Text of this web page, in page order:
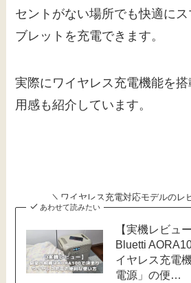
セントがない場所でも快適に
ブレットを充電できます。
実際にワイヤレス充電機能を
用感も紹介しています。
＼ワイヤレス充電対応モデルのレ
あわせて読みたい
【実機レビュ
Bluetti
イヤレス充電
電源」の便…